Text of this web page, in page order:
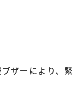
ザーにより、